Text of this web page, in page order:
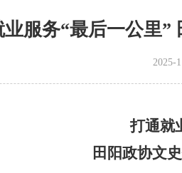
服务“最后一公里”
2025-
打通就
田阳政协文